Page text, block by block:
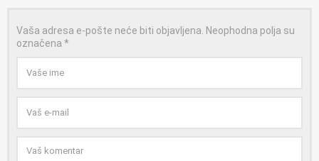
Vaša adresa e-pošte neće biti objavljena. Neophodna polja su
označena *